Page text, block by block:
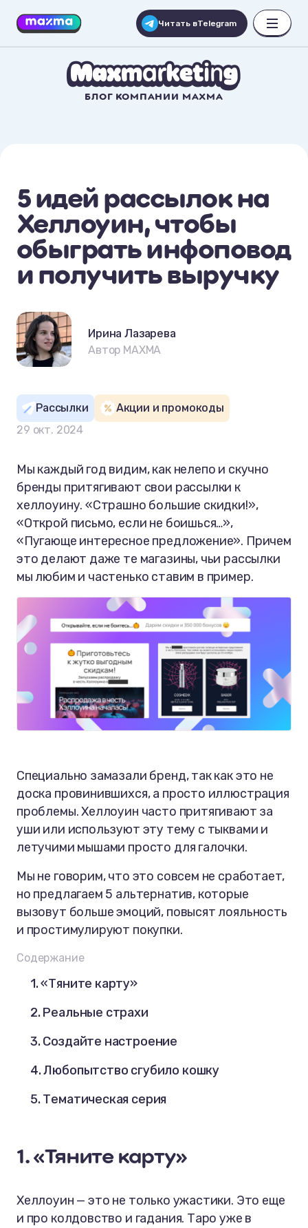
Читать вTelegram
БЛОГ КОМПАНИИ MAXMA
5 идей рассылок на
Хеллоуин, чтобы
обыграть инфоповод
и получить выручку
Ирина Лазарева
Автор MAXMA
Рассылки
Акции и промокоды
29 окт. 2024
Мы каждый год видим, как нелепо и скучно
бренды притягивают свои рассылки к
хеллоуину. «Страшно большие скидки!»,
«Открой письмо, если не боишься…»,
«Пугающе интересное предложение». Причем
это делают даже те магазины, чьи рассылки
мы любим и частенько ставим в пример.
Специально замазали бренд, так как это не
доска провинившихся, а просто иллюстрация
проблемы. Хеллоуин часто притягивают за
уши или используют эту тему с тыквами и
летучими мышами просто для галочки.
Мы не говорим, что это совсем не сработает,
но предлагаем 5 альтернатив, которые
вызовут больше эмоций, повысят лояльность
и простимулируют покупки.
Содержание
1. «Тяните карту»
2. Реальные страхи
3. Создайте настроение
4. Любопытство сгубило кошку
5. Тематическая серия
1. «Тяните карту»
Хеллоуин — это не только ужастики. Это еще
и про колдовство и гадания. Таро уже в